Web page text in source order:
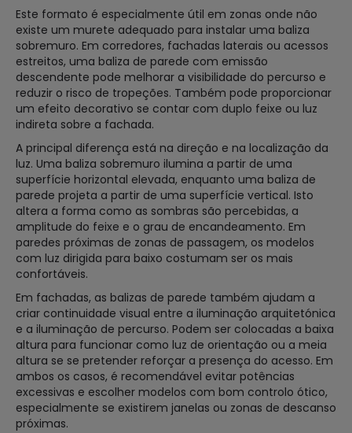
Este formato é especialmente útil em zonas onde não
existe um murete adequado para instalar uma baliza
sobremuro. Em corredores, fachadas laterais ou acessos
estreitos, uma baliza de parede com emissão
descendente pode melhorar a visibilidade do percurso e
reduzir o risco de tropeções. Também pode proporcionar
um efeito decorativo se contar com duplo feixe ou luz
indireta sobre a fachada.
A principal diferença está na direção e na localização da
luz. Uma baliza sobremuro ilumina a partir de uma
superfície horizontal elevada, enquanto uma baliza de
parede projeta a partir de uma superfície vertical. Isto
altera a forma como as sombras são percebidas, a
amplitude do feixe e o grau de encandeamento. Em
paredes próximas de zonas de passagem, os modelos
com luz dirigida para baixo costumam ser os mais
confortáveis.
Em fachadas, as balizas de parede também ajudam a
criar continuidade visual entre a iluminação arquitetónica
e a iluminação de percurso. Podem ser colocadas a baixa
altura para funcionar como luz de orientação ou a meia
altura se se pretender reforçar a presença do acesso. Em
ambos os casos, é recomendável evitar potências
excessivas e escolher modelos com bom controlo ótico,
especialmente se existirem janelas ou zonas de descanso
próximas.